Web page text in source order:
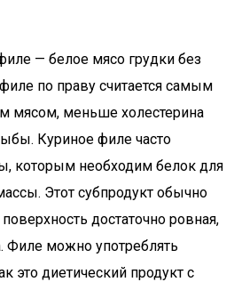
— белое мясо грудки без
по праву считается самым
мясом, меньше холестерина
Куриное филе часто
которым необходим белок для
Этот субпродукт обычно
достаточно ровная,
Филе можно употреблять
это диетический продукт с